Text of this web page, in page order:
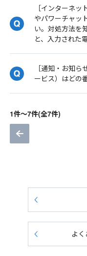
［インターネ
やパワーチャッ
い。対処方法を
と、入力された
［通知・お知
ービス）はどの
1件～7件(全7件)
よ